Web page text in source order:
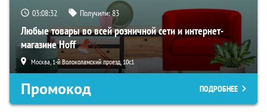
03:08:31 Получили:83
Любые товары во всей розничной сети и интернет-
магазине Hoff
Москва, 1-й Волоколамский проезд, 10с1
Промокод ПОДРОБНЕЕ